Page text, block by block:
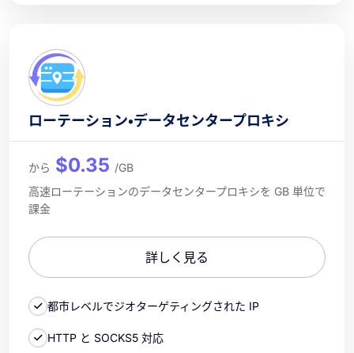
ローテーション・データセンタープロキシ
から $0.35 /GB
高速ローテーションのデータセンタープロキシを GB 単位で
課金
詳しく見る
都市レベルでジオターゲティングされた IP
HTTP と SOCKS5 対応